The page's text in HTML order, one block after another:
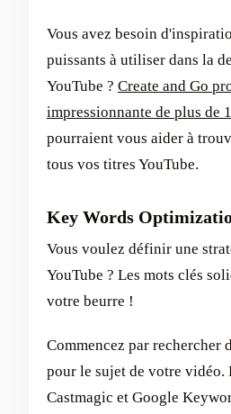
Vous avez besoin
puissants à utiliser dans la
YouTube ? Create and Go
impressionnante de plus de
pourraient vous aider à
tous vos titres YouTube.
Key Words
Vous voulez définir une
YouTube ? Les mots clés
votre beurre !
Commencez par rechercher
pour le sujet de votre vidéo.
Castmagic et Google